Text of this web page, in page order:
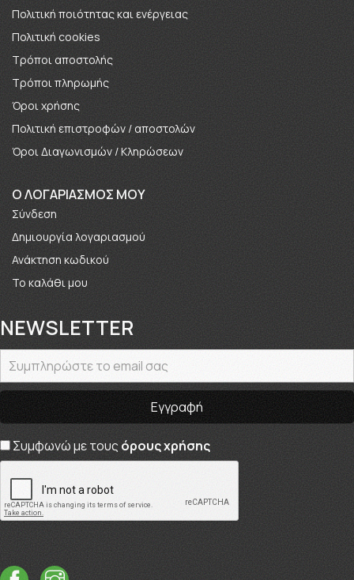
Πολιτική ποιότητας και ενέργειας
Πολιτική cookies
Τρόποι αποστολής
Τρόποι πληρωμής
Όροι χρήσης
Πολιτική επιστροφών / αποστολών
Όροι Διαγωνισμών / Κληρώσεων
O ΛΟΓΑΡΙΑΣΜΟΣ ΜΟΥ
Σύνδεση
Δημιουργία λογαριασμού
Ανάκτηση κωδικού
Το καλάθι μου
NEWSLETTER
Συμφωνώ με τους όρους χρήσης